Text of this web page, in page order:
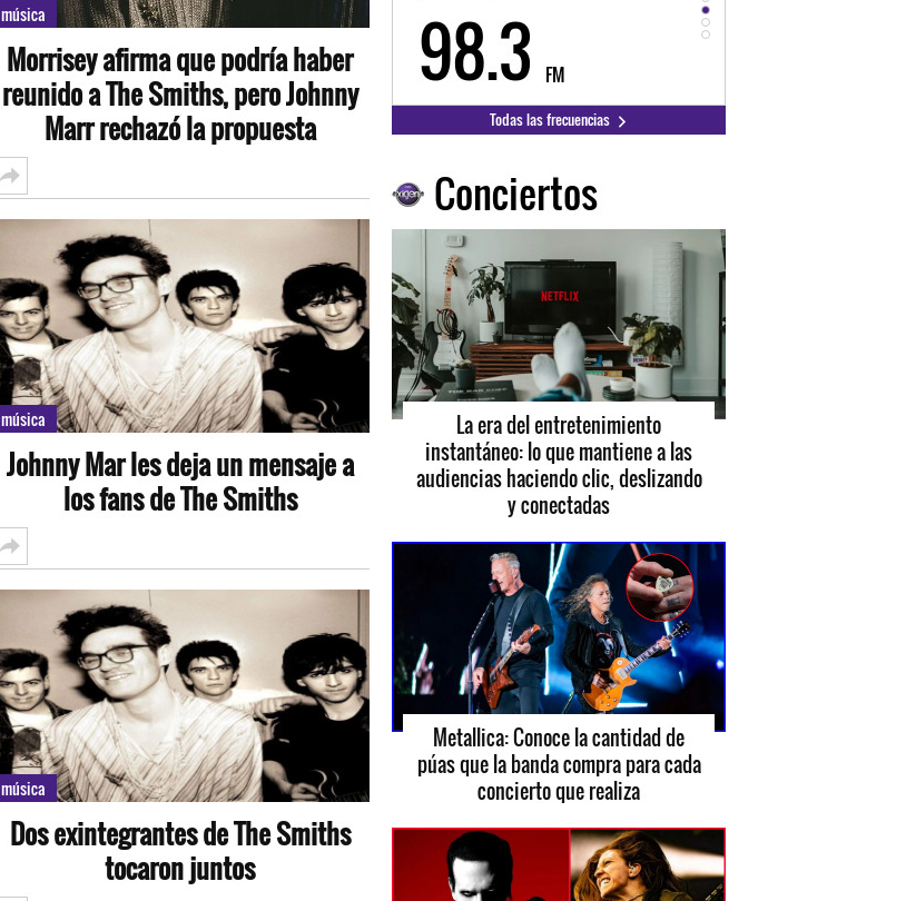
música
Morrisey afirma que podría haber
reunido a The Smiths, pero Johnny
Marr rechazó la propuesta
música
Johnny Mar les deja un mensaje a
los fans de The Smiths
música
Dos exintegrantes de The Smiths
tocaron juntos
93.5 FM 98.3 FM 94.3
Todas las frecuencias
Conciertos
La era del entretenimiento
instantáneo: lo que mantiene a las
audiencias haciendo clic, deslizando
y conectadas
Metallica: Conoce la cantidad de
púas que la banda compra para cada
concierto que realiza